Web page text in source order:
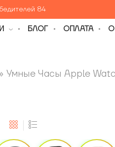
84
БЛОГ ОПЛАТА
Умные Часы Apple